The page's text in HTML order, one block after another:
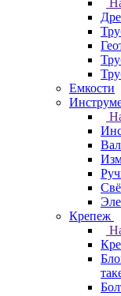
Емкости
Крепеж